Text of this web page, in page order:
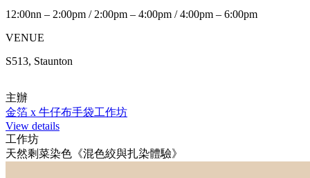
12:00nn – 2:00pm / 2:00pm – 4:00pm / 4:00pm – 6:00pm
VENUE
S513, Staunton
主辦
金箔 x 牛仔布手袋工作坊
View details
工作坊
天然剩菜染色《混色絞與扎染體驗》